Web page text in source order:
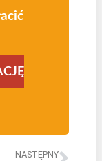
NASTĘPNY